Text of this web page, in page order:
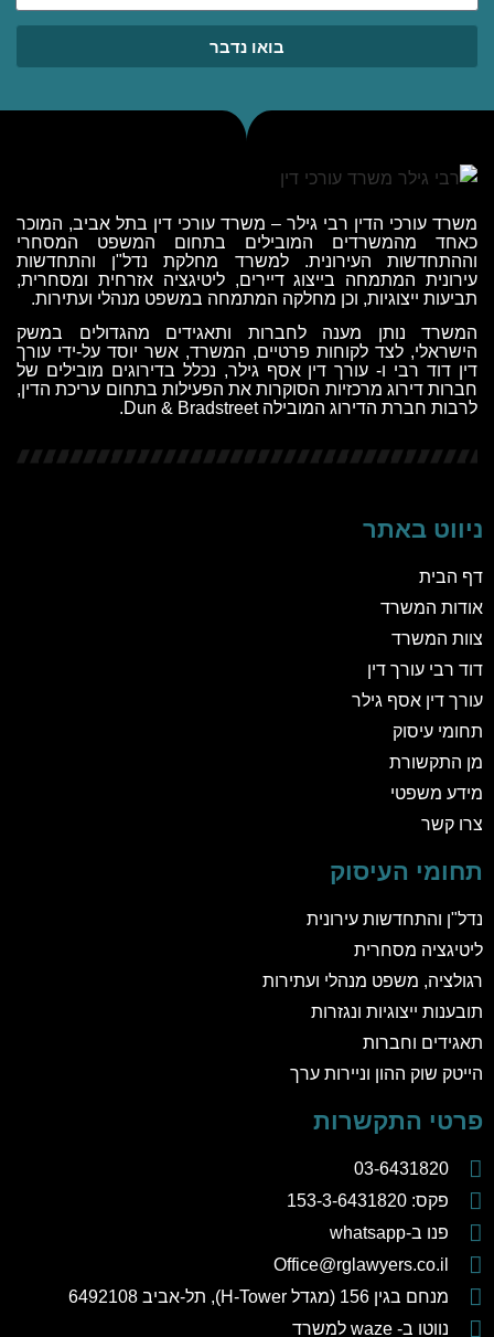
בואו נדבר
משרד עורכי הדין רבי גילר – משרד עורכי דין בתל אביב, המוכר
כאחד מהמשרדים המובילים בתחום המשפט המסחרי
וההתחדשות העירונית. למשרד מחלקת נדל"ן והתחדשות
עירוניתהמתמחה בייצוג דיירים,ליטיגציה אזרחית ומסחרית,
תביעות ייצוגיות, וכן מחלקה המתמחה במשפט מנהלי ועתירות.
המשרד נותן מענה לחברות ותאגידים מהגדולים במשק
הישראלי, לצד לקוחות פרטיים, המשרד, אשר יוסד על-ידי עורך
דין דוד רבי ו- עורך דין אסף גילר, נכלל בדירוגים מובילים של
חברות דירוג מרכזיות הסוקרות את הפעילות בתחום עריכת הדין,
לרבות חברת הדירוג המובילהDun & Bradstreet
.
ניווט באתר
דף הבית
אודות המשרד
צוות המשרד
דוד רבי עורך דין
עורך דין אסף גילר
תחומי עיסוק
מן התקשורת
מידע משפטי
צרו קשר
תחומי העיסוק
נדל"ן והתחדשות עירונית
ליטיגציה מסחרית
רגולציה, משפט מנהלי ועתירות
תובענות ייצוגיות ונגזרות
תאגידים וחברות
הייטק שוק ההון וניירות ערך
פרטי התקשרות
03-6431820
פקס: 153-3-6431820
פנו ב-whatsapp
Office@rglawyers.co.il
מנחם בגין 156 (מגדל H-Tower), תל-אביב 6492108
נווטו ב- waze למשרד